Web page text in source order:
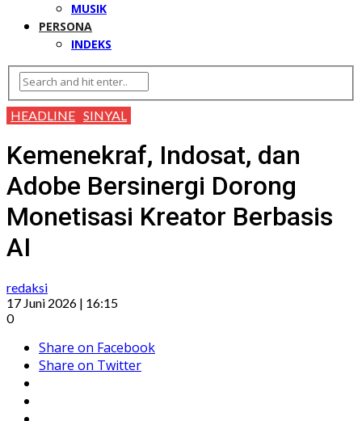
MUSIK
PERSONA
INDEKS
HEADLINE SINYAL
Kemenekraf, Indosat, dan
Adobe Bersinergi Dorong
Monetisasi Kreator Berbasis
AI
redaksi
17 Juni 2026 | 16:15
0
Share on Facebook
Share on Twitter